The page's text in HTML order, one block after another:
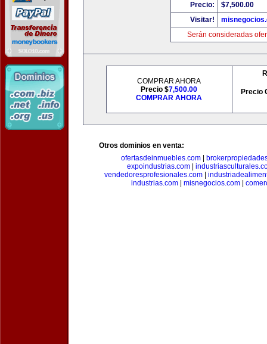
Precio:
$7,500.00
Visitar!
Serán consideradas
COMPRAR AHORA
Precio $7,500.00
COMPRAR AHORA
Precio
Otros dominios en venta:
ofertasdeinmuebles.com
expoindustrias.com
vendedoresprofesionales.com|
industrias.com
misnegocios.com